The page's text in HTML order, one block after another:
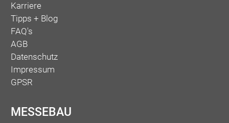
Karriere
Tipps + Blog
FAQ's
AGB
Datenschutz
Impressum
GPSR
MESSEBAU